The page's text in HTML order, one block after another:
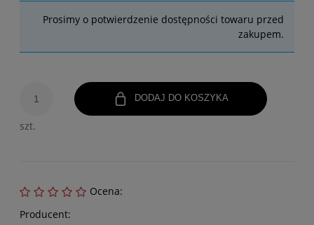
Prosimy o potwierdzenie dostępności towaru przed
zakupem.
szt.
DODAJ DO KOSZYKA
Ocena:
Producent: